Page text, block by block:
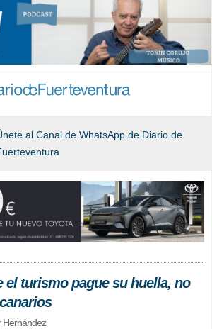
Jump to navigation
al Canal de WhatsApp de Diario de
el turismo pague su huella, no
Hernández